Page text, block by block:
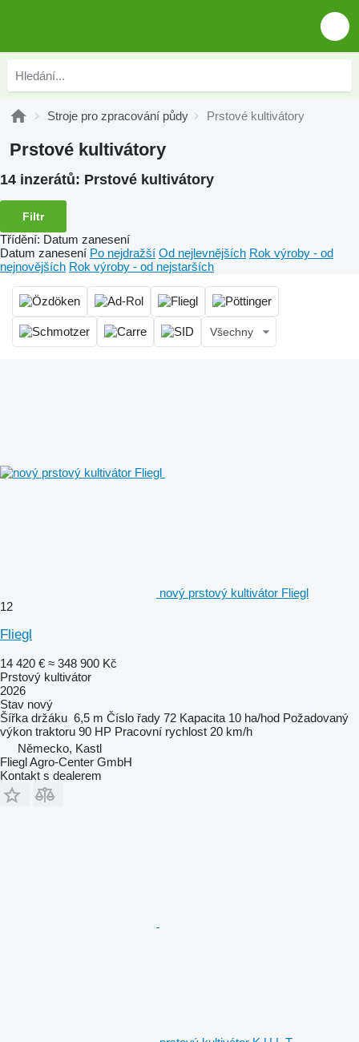
Stroje pro zpracování půdy Prstové kultivátory
Prstové kultivátory
14 inzerátů: Prstové kultivátory
Filtr
Třídění: Datum zanesení
Datum zanesení Po nejdražší Od nejlevnějších Rok výroby - od
nejnovějších Rok výroby - od nejstarších
Všechny
nový prstový kultivátor Fliegl
12
Fliegl
14 420 € ≈ 348 900 Kč
Prstový kultivátor
2026
Stav nový
Šířka držáku 6,5 m Číslo řady 72 Kapacita 10 ha/hod Požadovaný
výkon traktoru 90 HP Pracovní rychlost 20 km/h
Německo, Kastl
Fliegl Agro-Center GmbH
Kontakt s dealerem